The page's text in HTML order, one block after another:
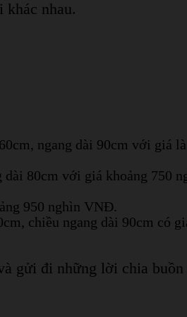
khác nhau.
ngang dài 90cm với giá là
80cm với giá khoảng 750
950 nghìn VNĐ.
chiều ngang dài 90cm có
gửi đi những lời chia buồn